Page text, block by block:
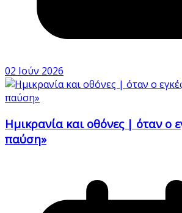
02 Ιούν 2026
Ημικρανία και οθόνες | όταν ο
παύση»